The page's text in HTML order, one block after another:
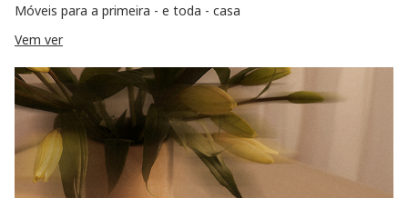
Móveis para a primeira - e toda - casa
Vem ver